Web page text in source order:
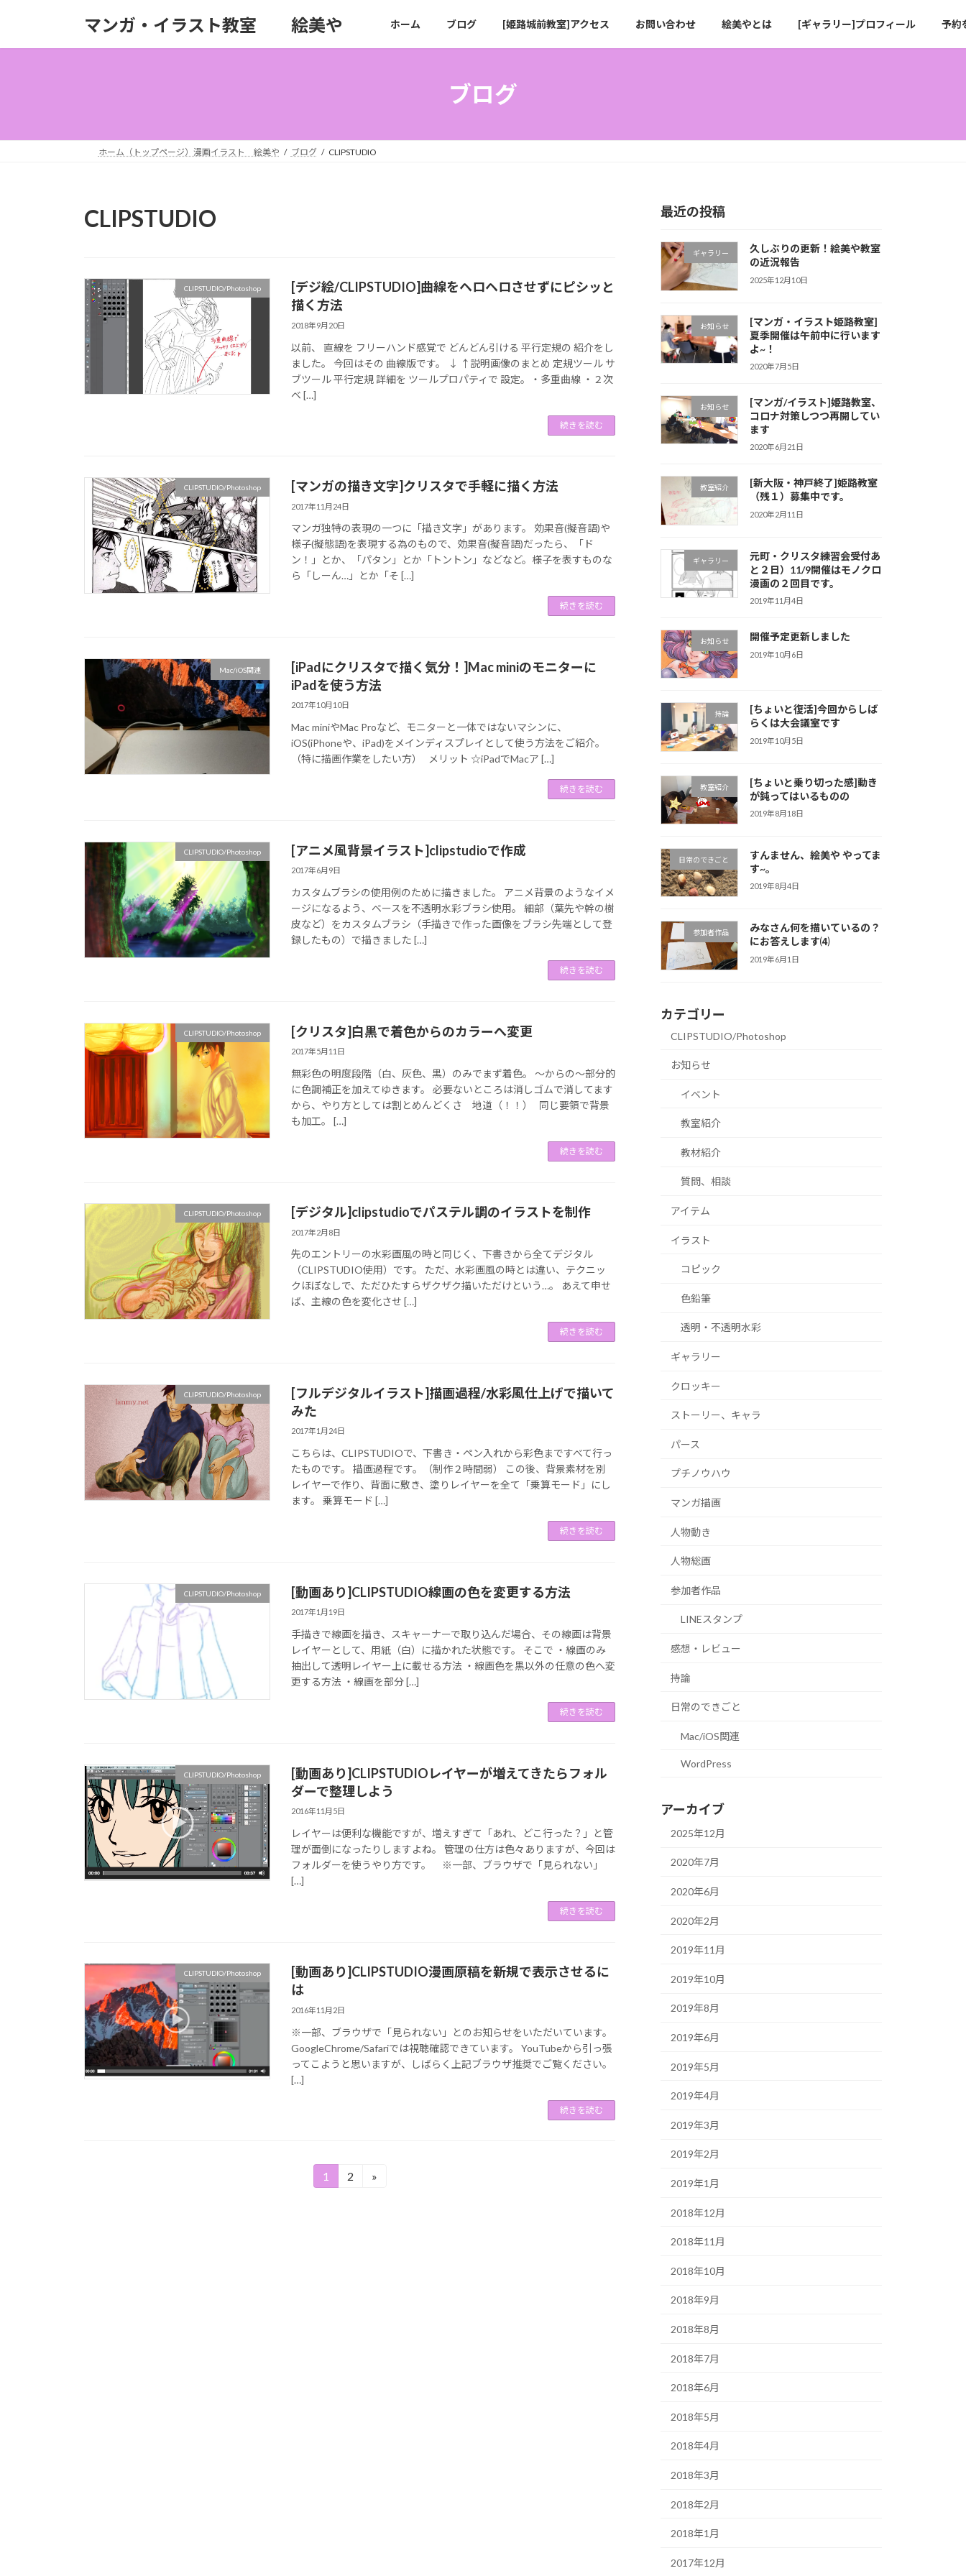
マンガ・イラスト教室 絵美や ホーム ブログ [姫路城前教室]アクセス お問い合わせ 絵美やとは [ギャラリー]プロフィール 予約
ブログ
ホーム（トップページ）漫画イラスト 絵美や ブログ CLIPSTUDIO
CLIPSTUDIO
CLIPSTUDIO/Photoshop
[デジ絵/CLIPSTUDIO]曲線をヘロヘロさせずにピシッと
描く方法
2018年9月20日
以前、 直線を フリーハンド感覚で どんどん引ける 平行定規の 紹介をし
ました。 今回はその 曲線版です。 ↓ ↑説明画像のまとめ 定規ツール サ
ブツール 平行定規 詳細を ツールプロパティで 設定。・多重曲線 ・２次
ベ […]
続きを読む
CLIPSTUDIO/Photoshop [マンガの描き文字]クリスタで手軽に描く方法
2017年11月24日
マンガ独特の表現の一つに「描き文字」があります。 効果音(擬音語)や
様子(擬態語)を表現する為のもので、効果音(擬音語)だったら、「ド
ン！」とか、「パタン」とか「トントン」などなど。様子を表すものな
ら「しーん…」とか「そ […]
続きを読む
Mac/iOS関連
[iPadにクリスタで描く気分！]Mac miniのモニターに
iPadを使う方法
2017年10月10日
Mac miniやMac Proなど、モニターと一体ではないマシンに、
iOS(iPhoneや、iPad)をメインディスプレイとして使う方法をご紹介。
（特に描画作業をしたい方） メリット ☆iPadでMacア […]
続きを読む
CLIPSTUDIO/Photoshop [アニメ風背景イラスト]clipstudioで作成
2017年6月9日
カスタムブラシの使用例のために描きました。 アニメ背景のようなイメ
ージになるよう、ベースを不透明水彩ブラシ使用。 細部（葉先や幹の樹
皮など）をカスタムブラシ（手描きで作った画像をブラシ先端として登
録したもの）で描きました […]
続きを読む
CLIPSTUDIO/Photoshop [クリスタ]白黒で着色からのカラーへ変更
2017年5月11日
無彩色の明度段階（白、灰色、黒）のみでまず着色。 〜からの〜部分的
に色調補正を加えてゆきます。 必要ないところは消しゴムで消してます
から、やり方としては割とめんどくさ 地道（！！） 同じ要領で背景
も加工。 […]
続きを読む
CLIPSTUDIO/Photoshop [デジタル]clipstudioでパステル調のイラストを制作
2017年2月8日
先のエントリーの水彩画風の時と同じく、下書きから全てデジタル
（CLIPSTUDIO使用）です。 ただ、水彩画風の時とは違い、テクニッ
クほぼなしで、ただひたすらザクザク描いただけという…。 あえて申せ
ば、主線の色を変化させ […]
続きを読む
CLIPSTUDIO/Photoshop
[フルデジタルイラスト]描画過程/水彩風仕上げで描いて
みた
2017年1月24日
こちらは、CLIPSTUDIOで、下書き・ペン入れから彩色まですべて行っ
たものです。 描画過程です。（制作２時間弱） この後、背景素材を別
レイヤーで作り、背面に敷き、塗りレイヤーを全て「乗算モード」にし
ます。 乗算モード […]
続きを読む
CLIPSTUDIO/Photoshop [動画あり]CLIPSTUDIO線画の色を変更する方法
2017年1月19日
手描きで線画を描き、スキャーナーで取り込んだ場合、その線画は背景
レイヤーとして、用紙（白）に描かれた状態です。 そこで ・線画のみ
抽出して透明レイヤー上に載せる方法 ・線画色を黒以外の任意の色へ変
更する方法 ・線画を部分 […]
続きを読む
CLIPSTUDIO/Photoshop
[動画あり]CLIPSTUDIOレイヤーが増えてきたらフォル
ダーで整理しよう
2016年11月5日
レイヤーは便利な機能ですが、増えすぎて「あれ、どこ行った？」と管
理が面倒になったりしますよね。 管理の仕方は色々ありますが、今回は
フォルダーを使うやり方です。 ※一部、ブラウザで「見られない」
[…]
続きを読む
CLIPSTUDIO/Photoshop
[動画あり]CLIPSTUDIO漫画原稿を新規で表示させるに
は
2016年11月2日
※一部、ブラウザで「見られない」とのお知らせをいただいています。
GoogleChrome/Safariでは視聴確認できています。 YouTubeから引っ張
ってこようと思いますが、しばらく上記ブラウザ推奨でご覧ください。
[…]
続きを読む
固
1
固
2 »
最近の投稿
ギャラリー
久しぶりの更新！絵美や教室
の近況報告
2025年12月10日
お知らせ
[マンガ・イラスト姫路教室]
夏季開催は午前中に行います
よ~！
2020年7月5日
お知らせ
[マンガ/イラスト]姫路教室、
コロナ対策しつつ再開してい
ます
2020年6月21日
教室紹介
[新大阪・神戸終了]姫路教室
（残１）募集中です。
2020年2月11日
ギャラリー
元町・クリスタ練習会受付あ
と２日）11/9開催はモノクロ
漫画の２回目です。
2019年11月4日
お知らせ 開催予定更新しました
2019年10月6日
持論
[ちょいと復活]今回からしば
らくは大会議室です
2019年10月5日
教室紹介
[ちょいと乗り切った感]動き
が鈍ってはいるものの
2019年8月18日
日常のできごと
すんません、絵美や やってま
す~。
2019年8月4日
参加者作品
みなさん何を描いているの？
にお答えします⑷
2019年6月1日
カテゴリー
CLIPSTUDIO/Photoshop
お知らせ
イベント
教室紹介
教材紹介
質問、相談
アイテム
イラスト
コピック
色鉛筆
透明・不透明水彩
ギャラリー
クロッキー
ストーリー、キャラ
パース
プチノウハウ
マンガ描画
人物動き
人物総画
参加者作品
LINEスタンプ
感想・レビュー
持論
日常のできごと
Mac/iOS関連
WordPress
アーカイブ
2025年12月
2020年7月
2020年6月
2020年2月
2019年11月
2019年10月
2019年8月
2019年6月
2019年5月
2019年4月
2019年3月
2019年2月
2019年1月
2018年12月
2018年11月
2018年10月
2018年9月
2018年8月
2018年7月
2018年6月
2018年5月
2018年4月
2018年3月
2018年2月
2018年1月
2017年12月